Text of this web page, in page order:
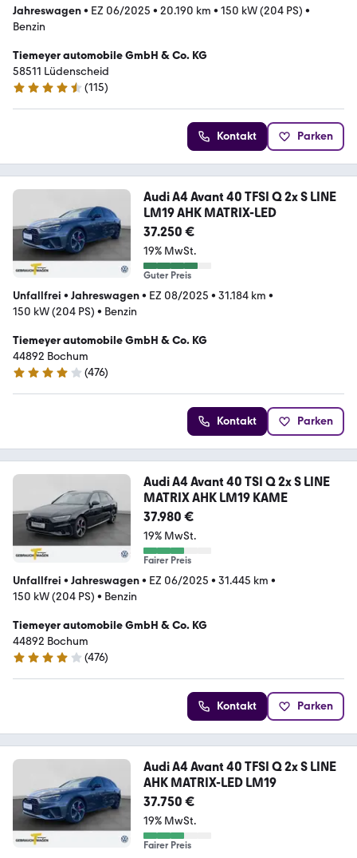
Jahreswagen• EZ 06/2025 • 20.190 km • 150 kW (204 PS) •
Benzin
Tiemeyer automobile GmbH & Co. KG
58511 Lüdenscheid
4.7 Sterne
(115)
Kontakt Parken
Audi A4 Avant 40 TFSI Q 2x S LINE
LM19 AHK MATRIX-LED
37.250 €
19% MwSt.
Guter Preis
Unfallfrei • Jahreswagen• EZ 08/2025 • 31.184 km •
150 kW (204 PS) • Benzin
Tiemeyer automobile GmbH & Co. KG
44892 Bochum
4 Sterne
(476)
Kontakt Parken
Audi A4 Avant 40 TSI Q 2x S LINE
MATRIX AHK LM19 KAME
37.980 €
19% MwSt.
Fairer Preis
Unfallfrei • Jahreswagen• EZ 06/2025 • 31.445 km •
150 kW (204 PS) • Benzin
Tiemeyer automobile GmbH & Co. KG
44892 Bochum
4 Sterne
(476)
Kontakt Parken
Audi A4 Avant 40 TFSI Q 2x S LINE
AHK MATRIX-LED LM19
37.750 €
19% MwSt.
Fairer Preis